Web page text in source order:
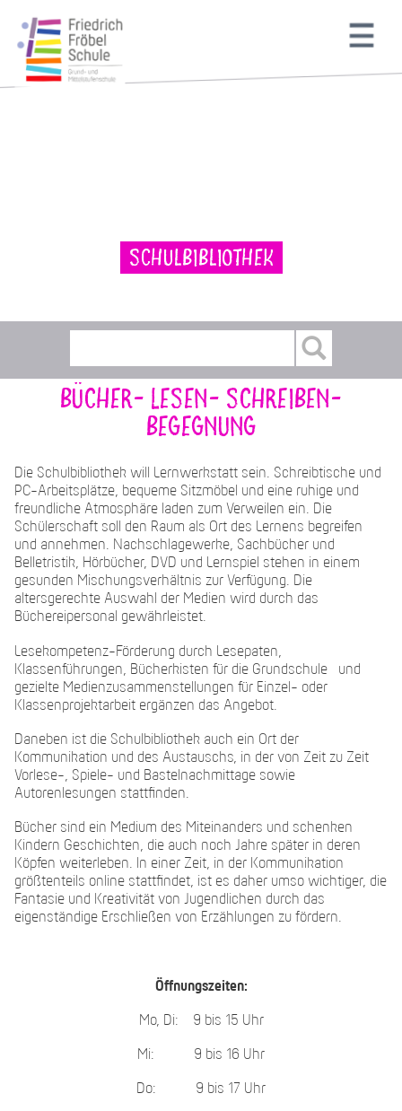
Schulbibliothek
Bücher- Lesen- Schreiben-
Begegnung
Die Schulbibliothek will Lernwerkstatt sein. Schreibtische und
PC-Arbeitsplätze, bequeme Sitzmöbel und eine ruhige und
freundliche Atmosphäre laden zum Verweilen ein. Die
Schülerschaft soll den Raum als Ort des Lernens begreifen
und annehmen. Nachschlagewerke, Sachbücher und
Belletristik, Hörbücher, DVD und Lernspiel stehen in einem
gesunden Mischungsverhältnis zur Verfügung. Die
altersgerechte Auswahl der Medien wird durch das
Büchereipersonal gewährleistet.
Lesekompetenz-Förderung durch Lesepaten,
Klassenführungen, Bücherkisten für die Grundschule und
gezielte Medienzusammenstellungen für Einzel- oder
Klassenprojektarbeit ergänzen das Angebot.
Daneben ist die Schulbibliothek auch ein Ort der
Kommunikation und des Austauschs, in der von Zeit zu Zeit
Vorlese-, Spiele- und Bastelnachmittage sowie
Autorenlesungen stattfinden.
Bücher sind ein Medium des Miteinanders und schenken
Kindern Geschichten, die auch noch Jahre später in deren
Köpfen weiterleben. In einer Zeit, in der Kommunikation
größtenteils online stattfindet, ist es daher umso wichtiger, die
Fantasie und Kreativität von Jugendlichen durch das
eigenständige Erschließen von Erzählungen zu fördern.
Öffnungszeiten:
Mo, Di: 9 bis 15 Uhr
Mi: 9 bis 16 Uhr
Do: 9 bis 17 Uhr